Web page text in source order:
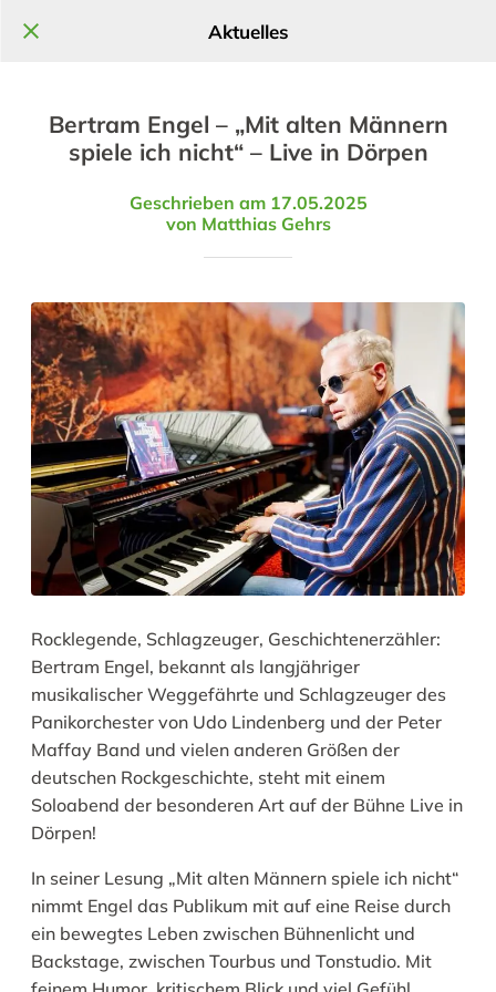
Aktuelles
Bertram Engel – „Mit alten Männern
spiele ich nicht“ – Live in Dörpen
Geschrieben am 17.05.2025
von Matthias Gehrs
Rocklegende, Schlagzeuger, Geschichtenerzähler:
Bertram Engel, bekannt als langjähriger
musikalischer Weggefährte und Schlagzeuger des
Panikorchester von Udo Lindenberg und der Peter
Maffay Band und vielen anderen Größen der
deutschen Rockgeschichte, steht mit einem
Soloabend der besonderen Art auf der Bühne Live in
Dörpen!
In seiner Lesung „Mit alten Männern spiele ich nicht“
nimmt Engel das Publikum mit auf eine Reise durch
ein bewegtes Leben zwischen Bühnenlicht und
Backstage, zwischen Tourbus und Tonstudio. Mit